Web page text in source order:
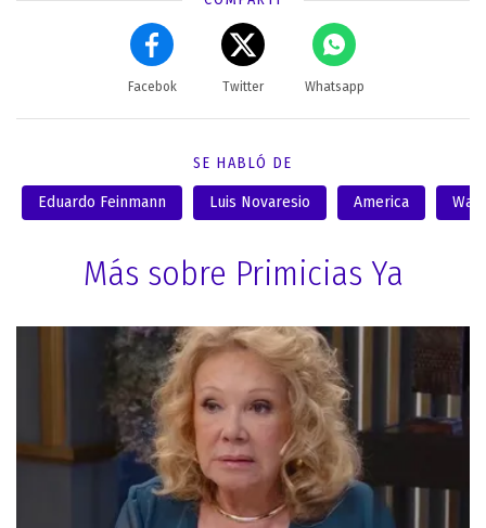
Facebok Twitter Whatsapp
SE HABLÓ DE
Eduardo Feinmann Luis Novaresio America
Más sobre Primicias Ya